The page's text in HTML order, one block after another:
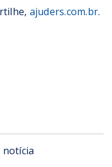
ajuders.com.br.
notícia